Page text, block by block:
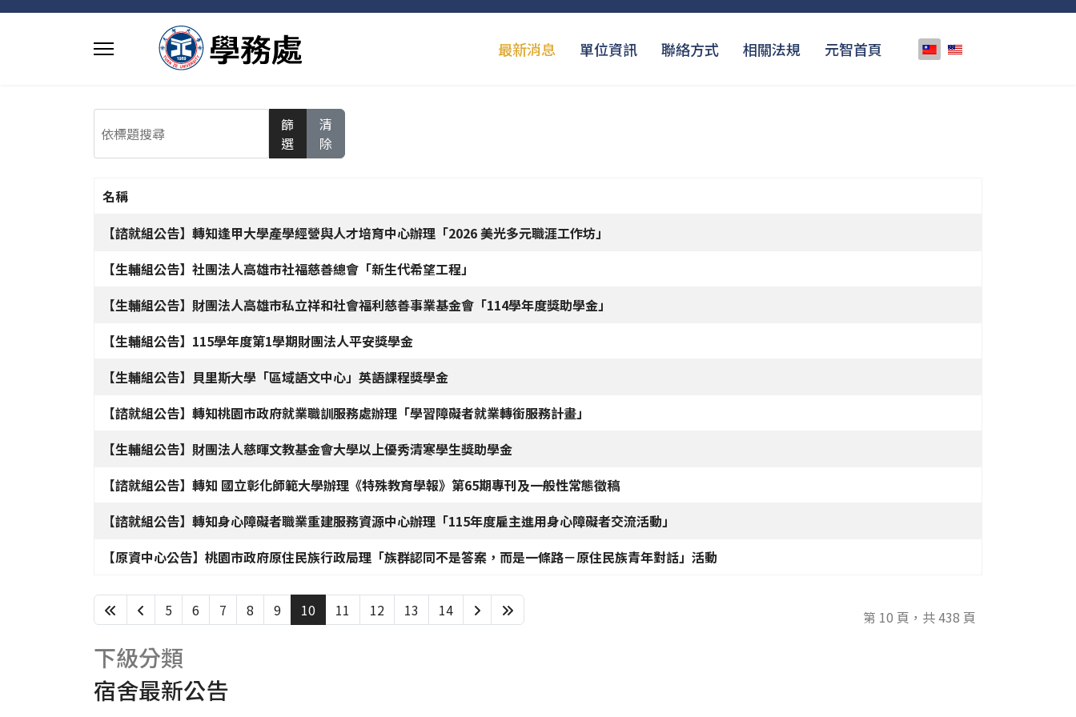
最新消息 單位資訊 聯絡方式 相關法規 元智首頁 選擇你的語言
篩
選
清
除
文章列表
名稱
【諮就組公告】轉知逢甲大學產學經營與人才培育中心辦理「2026 美光多元職涯工作坊」
【生輔組公告】社團法人高雄市社福慈善總會「新生代希望工程」
【生輔組公告】財團法人高雄市私立祥和社會福利慈善事業基金會「114學年度獎助學金」
【生輔組公告】115學年度第1學期財團法人平安獎學金
【生輔組公告】貝里斯大學「區域語文中心」英語課程獎學金
【諮就組公告】轉知桃園市政府就業職訓服務處辦理「學習障礙者就業轉銜服務計畫」
【生輔組公告】財團法人慈暉文教基金會大學以上優秀清寒學生獎助學金
【諮就組公告】轉知 國立彰化師範大學辦理《特殊教育學報》第65期專刊及一般性常態徵稿
【諮就組公告】轉知身心障礙者職業重建服務資源中心辦理「115年度雇主進用身心障礙者交流活動」
【原資中心公告】桃園市政府原住民族行政局理「族群認同不是答案，而是一條路－原住民族青年對話」活動
第 10 頁，共 438 頁
5 6 7 8 9 10 11 12 13 14
下級分類
宿舍最新公告